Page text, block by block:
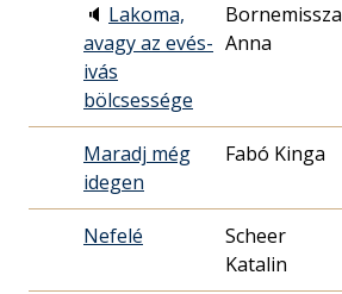
🔈 Lakoma,
avagy az evés-
ivás
bölcsessége
Bornemissza
Anna
Maradj még
idegen
Fabó Kinga
Nefelé
Scheer
Katalin